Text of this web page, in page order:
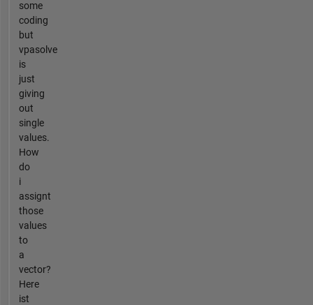
some
coding
but
vpasolve
is
just
giving
out
single
values.
How
do
i
assignt
those
values
to
a
vector?
Here
ist